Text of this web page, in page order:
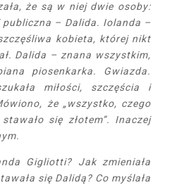
że są w niej dwie osoby:
– Dalida. Iolanda –
kobieta, której nikt
Dalida – znana wszystkim,
piosenkarka. Gwiazda.
miłości, szczęścia i
że „wszystko, czego
się złotem”. Inaczej
Gigliotti? Jak zmieniała
się Dalidą? Co myślała